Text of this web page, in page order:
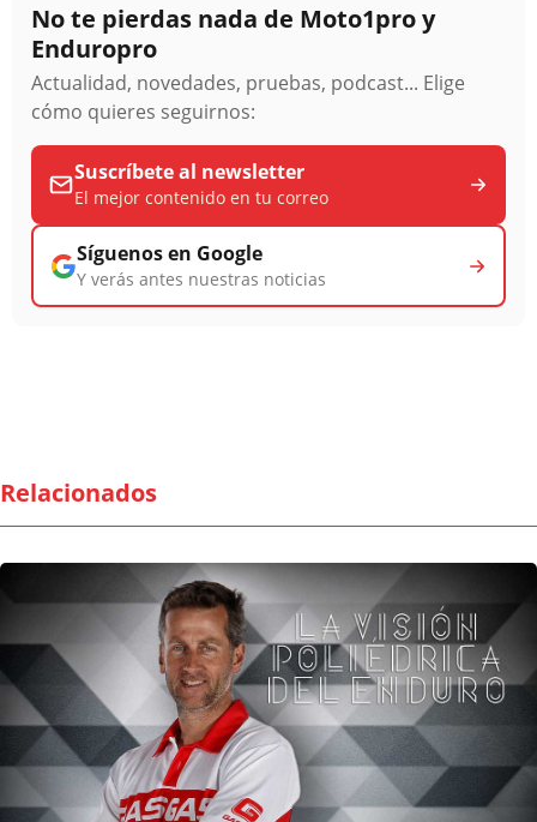
No te pierdas nada de Moto1pro y
Enduropro
Actualidad, novedades, pruebas, podcast... Elige
cómo quieres seguirnos:
Suscríbete al newsletter
El mejor contenido en tu correo
Síguenos en Google
Y verás antes nuestras noticias
Relacionados